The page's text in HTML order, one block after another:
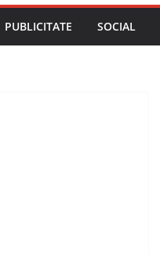
PUBLICITATE SOCIAL